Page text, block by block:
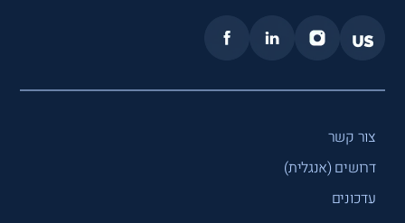
צור קשר
דרושים (אנגלית)
עדכונים